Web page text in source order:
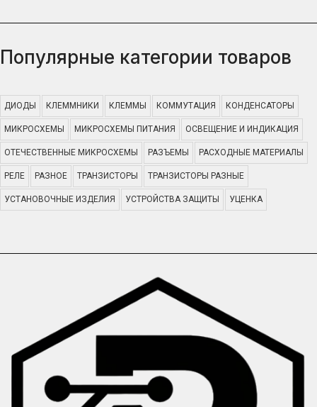
Популярные категории товаров
ДИОДЫ КЛЕММНИКИ КЛЕММЫ КОММУТАЦИЯ КОНДЕНСАТОРЫ
МИКРОСХЕМЫ МИКРОСХЕМЫ ПИТАНИЯ ОСВЕЩЕНИЕ И ИНДИКАЦИЯ
ОТЕЧЕСТВЕННЫЕ МИКРОСХЕМЫ РАЗЪЕМЫ РАСХОДНЫЕ МАТЕРИАЛЫ
РЕЛЕ РАЗНОЕ ТРАНЗИСТОРЫ ТРАНЗИСТОРЫ РАЗНЫЕ
УСТАНОВОЧНЫЕ ИЗДЕЛИЯ УСТРОЙСТВА ЗАЩИТЫ УЦЕНКА